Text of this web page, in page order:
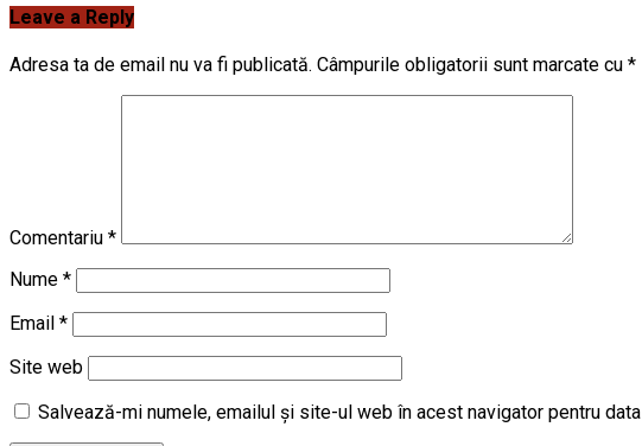
Leave a Reply
Adresa ta de email nu va fi publicată. Câmpurile obligatorii sunt marcate cu *
Comentariu *
Nume *
Email *
Site web
Salvează-mi numele, emailul și site-ul web în acest navigator pentru